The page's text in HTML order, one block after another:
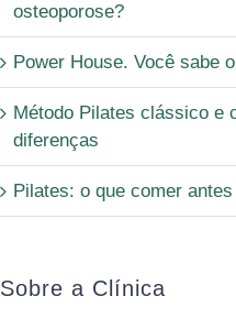
osteoporose?
Power House. Você sabe
Método Pilates clássico e
diferenças
Pilates: o que comer
Sobre a Clínica